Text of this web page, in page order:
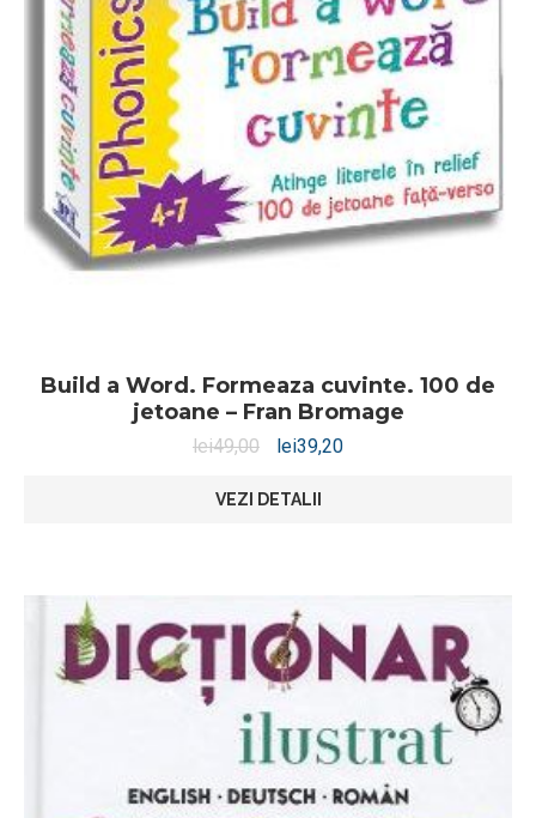
Build a Word. Formeaza cuvinte. 100 de
jetoane – Fran Bromage
lei49,00 lei39,20
VEZI DETALII